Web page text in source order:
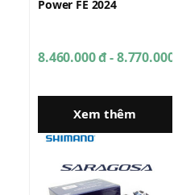
Power FE 2024
8.460.000 đ - 8.770.000 đ
Xem thêm